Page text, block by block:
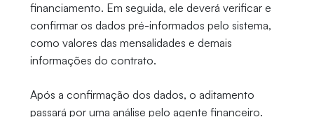
financiamento. Em seguida, ele deverá verificar e
confirmar os dados pré-informados pelo sistema,
como valores das mensalidades e demais
informações do contrato.
Após a confirmação dos dados, o aditamento
passará por uma análise pelo agente financeiro.